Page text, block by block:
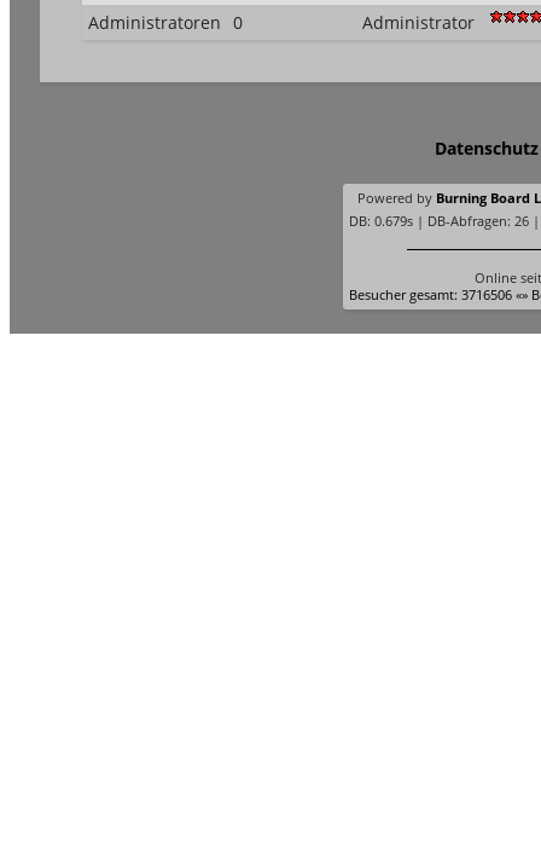
Administratoren 0 Administrator
Datenschutz
Powered by Burning Board
DB: 0.679s | DB-Abfragen: 26
Online
Besucher gesamt: 3716506 «»